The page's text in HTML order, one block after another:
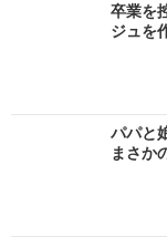
卒業を
ジュを
パパと
まさか